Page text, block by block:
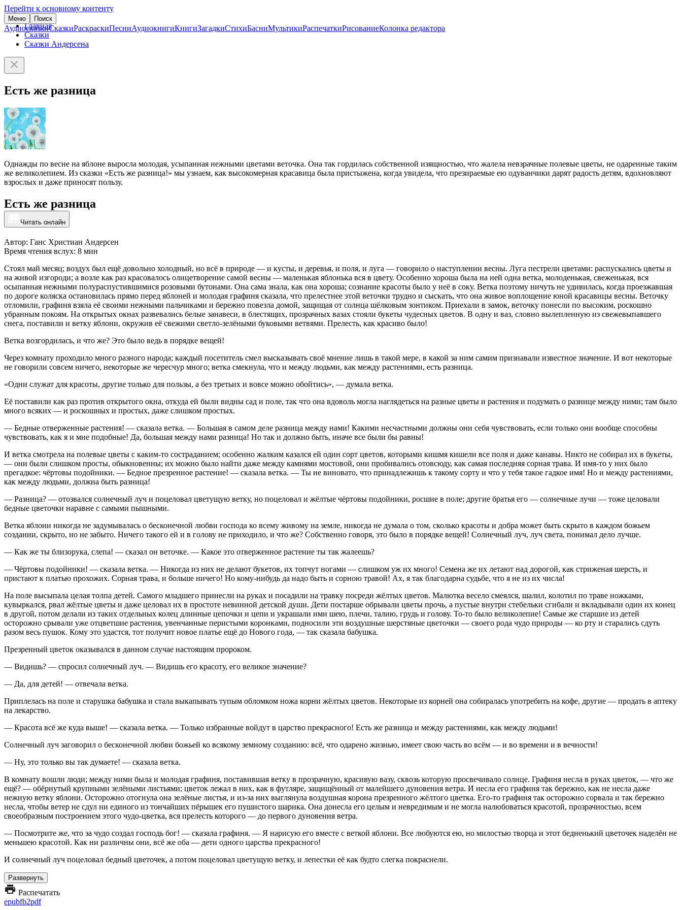
Перейти к основному контенту
Меню Поиск
АудиосказкиСказкиРаскраскиПесниАудиокнигиКнигиЗагадкиСтихиБасниМультикиРаспечаткиРисованиеКолонка редактора
Главная
Сказки
Сказки Андерсена
Есть же разница
Однажды по весне на яблоне выросла молодая, усыпанная нежными цветами веточка. Она так гордилась собственной изящностью, что жалела невзрачные полевые цветы, не одаренные таким
же великолепием. Из сказки «Есть же разница!» мы узнаем, как высокомерная красавица была пристыжена, когда увидела, что презираемые ею одуванчики дарят радость детям, вдохновляют
взрослых и даже приносят пользу.
Есть же разница
Читать онлайн
Автор: Ганс Христиан Андерсен
Время чтения вслух: 8 мин
Стоял май месяц; воздух был ещё довольно холодный, но всё в природе — и кусты, и деревья, и поля, и луга — говорило о наступлении весны. Луга пестрели цветами: распускались цветы и
на живой изгороди; а возле как раз красовалось олицетворение самой весны — маленькая яблонька вся в цвету. Особенно хороша была на ней одна ветка, молоденькая, свеженькая, вся
осыпанная нежными полураспустившимися розовыми бутонами. Она сама знала, как она хороша; сознание красоты было у неё в соку. Ветка поэтому ничуть не удивилась, когда проезжавшая
по дороге коляска остановилась прямо перед яблоней и молодая графиня сказала, что прелестнее этой веточки трудно и сыскать, что она живое воплощение юной красавицы весны. Веточку
отломили, графиня взяла её своими нежными пальчиками и бережно повезла домой, защищая от солнца шёлковым зонтиком. Приехали в замок, веточку понесли по высоким, роскошно
убранным покоям. На открытых окнах развевались белые занавеси, в блестящих, прозрачных вазах стояли букеты чудесных цветов. В одну и ваз, словно вылепленную из свежевыпавшего
снега, поставили и ветку яблони, окружив её свежими светло-зелёными буковыми ветвями. Прелесть, как красиво было!
Ветка возгордилась, и что же? Это было ведь в порядке вещей!
Через комнату проходило много разного народа; каждый посетитель смел высказывать своё мнение лишь в такой мере, в какой за ним самим признавали известное значение. И вот некоторые
не говорили совсем ничего, некоторые же чересчур много; ветка смекнула, что и между людьми, как между растениями, есть разница.
«Одни служат для красоты, другие только для пользы, а без третьих и вовсе можно обойтись», — думала ветка.
Её поставили как раз против открытого окна, откуда ей были видны сад и поле, так что она вдоволь могла наглядеться на разные цветы и растения и подумать о разнице между ними; там было
много всяких — и роскошных и простых, даже слишком простых.
— Бедные отверженные растения! — сказала ветка. — Большая в самом деле разница между нами! Какими несчастными должны они себя чувствовать, если только они вообще способны
чувствовать, как я и мне подобные! Да, большая между нами разница! Но так и должно быть, иначе все были бы равны!
И ветка смотрела на полевые цветы с каким-то состраданием; особенно жалким казался ей один сорт цветов, которыми кишмя кишели все поля и даже канавы. Никто не собирал их в букеты,
— они были слишком просты, обыкновенны; их можно было найти даже между камнями мостовой, они пробивались отовсюду, как самая последняя сорная трава. И имя-то у них было
прегадкое: чёртовы подойники. — Бедное презренное растение! — сказала ветка. — Ты не виновато, что принадлежишь к такому сорту и что у тебя такое гадкое имя! Но и между растениями,
как между людьми, должна быть разница!
— Разница? — отозвался солнечный луч и поцеловал цветущую ветку, но поцеловал и жёлтые чёртовы подойники, росшие в поле; другие братья его — солнечные лучи — тоже целовали
бедные цветочки наравне с самыми пышными.
Ветка яблони никогда не задумывалась о бесконечной любви господа ко всему живому на земле, никогда не думала о том, сколько красоты и добра может быть скрыто в каждом божьем
создании, скрыто, но не забыто. Ничего такого ей и в голову не приходило, и что же? Собственно говоря, это было в порядке вещей! Солнечный луч, луч света, понимал дело лучше.
— Как же ты близорука, слепа! — сказал он веточке. — Какое это отверженное растение ты так жалеешь?
— Чёртовы подойники! — сказала ветка. — Никогда из них не делают букетов, их топчут ногами — слишком уж их много! Семена же их летают над дорогой, как стриженая шерсть, и
пристают к платью прохожих. Сорная трава, и больше ничего! Но кому-нибудь да надо быть и сорною травой! Ах, я так благодарна судьбе, что я не из их числа!
На поле высыпала целая толпа детей. Самого младшего принесли на руках и посадили на травку посреди жёлтых цветов. Малютка весело смеялся, шалил, колотил по траве ножками,
кувыркался, рвал жёлтые цветы и даже целовал их в простоте невинной детской души. Дети постарше обрывали цветы прочь, а пустые внутри стебельки сгибали и вкладывали один их конец
в другой, потом делали из таких отдельных колец длинные цепочки и цепи и украшали ими шею, плечи, талию, грудь и голову. То-то было великолепие! Самые же старшие из детей
осторожно срывали уже отцветшие растения, увенчанные перистыми коронками, подносили эти воздушные шерстяные цветочки — своего рода чудо природы — ко рту и старались сдуть
разом весь пушок. Кому это удастся, тот получит новое платье ещё до Нового года, — так сказала бабушка.
Презренный цветок оказывался в данном случае настоящим пророком.
— Видишь? — спросил солнечный луч. — Видишь его красоту, его великое значение?
— Да, для детей! — отвечала ветка.
Приплелась на поле и старушка бабушка и стала выкапывать тупым обломком ножа корни жёлтых цветов. Некоторые из корней она собиралась употребить на кофе, другие — продать в аптеку
на лекарство.
— Красота всё же куда выше! — сказала ветка. — Только избранные войдут в царство прекрасного! Есть же разница и между растениями, как между людьми!
Солнечный луч заговорил о бесконечной любви божьей ко всякому земному созданию: всё, что одарено жизнью, имеет свою часть во всём — и во времени и в вечности!
— Ну, это только вы так думаете! — сказала ветка.
В комнату вошли люди; между ними была и молодая графиня, поставившая ветку в прозрачную, красивую вазу, сквозь которую просвечивало солнце. Графиня несла в руках цветок, — что же
ещё? — обёрнутый крупными зелёными листьями; цветок лежал в них, как в футляре, защищённый от малейшего дуновения ветра. И несла его графиня так бережно, как не несла даже
нежную ветку яблони. Осторожно отогнула она зелёные листья, и из-за них выглянула воздушная корона презренного жёлтого цветка. Его-то графиня так осторожно сорвала и так бережно
несла, чтобы ветер не сдул ни единого из тончайших пёрышек его пушистого шарика. Она донесла его целым и невредимым и не могла налюбоваться красотой, прозрачностью, всем
своеобразным построением этого чудо-цветка, вся прелесть которого — до первого дуновения ветра.
— Посмотрите же, что за чудо создал господь бог! — сказала графиня. — Я нарисую его вместе с веткой яблони. Все любуются ею, но милостью творца и этот бедненький цветочек наделён не
меньшею красотой. Как ни различны они, всё же оба — дети одного царства прекрасного!
И солнечный луч поцеловал бедный цветочек, а потом поцеловал цветущую ветку, и лепестки её как будто слегка покраснели.
Развернуть
Распечатать
epubfb2pdf